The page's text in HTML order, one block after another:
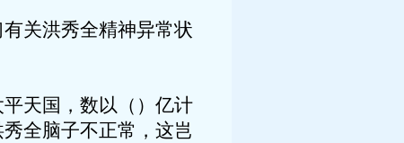
关洪秀全精神异常状
天国，数以（）亿计
全脑子不正常，这岂